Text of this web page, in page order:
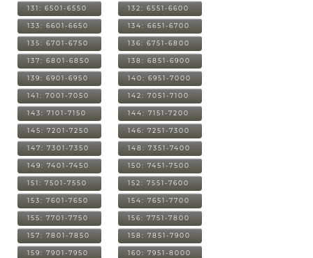
131: 6501-6550 132: 6551-6600
133: 6601-6650 134: 6651-6700
135: 6701-6750 136: 6751-6800
137: 6801-6850 138: 6851-6900
139: 6901-6950 140: 6951-7000
141: 7001-7050 142: 7051-7100
143: 7101-7150 144: 7151-7200
145: 7201-7250 146: 7251-7300
147: 7301-7350 148: 7351-7400
149: 7401-7450 150: 7451-7500
151: 7501-7550 152: 7551-7600
153: 7601-7650 154: 7651-7700
155: 7701-7750 156: 7751-7800
157: 7801-7850 158: 7851-7900
159: 7901-7950 160: 7951-8000